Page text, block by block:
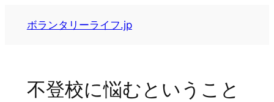
ボランタリーライフ.jp
不登校に悩むということ